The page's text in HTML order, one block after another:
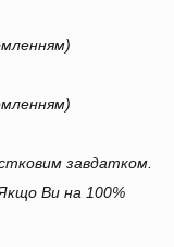
завдатком.
Ви на 100%